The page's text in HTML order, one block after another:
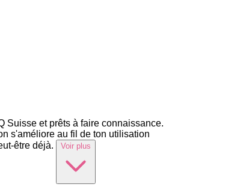
Suisse et prêts à faire connaissance.
s'améliore au fil de ton utilisation
être déjà.
Voir plus